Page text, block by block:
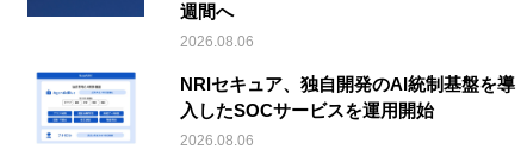
週間へ
2026.08.06
NRIセキュア、独自開発のAI統制基盤を導
入したSOCサービスを運用開始
2026.08.06